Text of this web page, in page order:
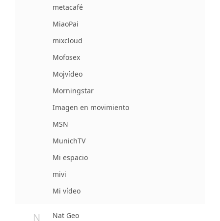
metacafé
MiaoPai
mixcloud
Mofosex
Mojvídeo
Morningstar
Imagen en movimiento
MSN
MunichTV
Mi espacio
mivi
Mi vídeo
N Nat Geo